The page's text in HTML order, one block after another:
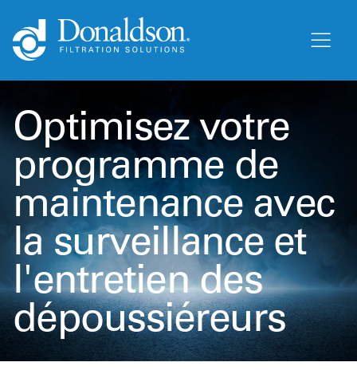
Optimisez votre
programme de
maintenance avec
la surveillance et
l'entretien des
dépoussiéreurs